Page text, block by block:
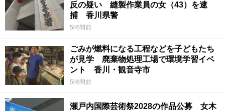
反の疑い 縫製作業員の女（43）を逮
捕 香川県警
5時間前
ごみが燃料になる工程などを子どもたち
が見学 廃棄物処理工場で環境学習イベ
ント 香川・観音寺市
5時間前
瀬戸内国際芸術祭2028の作品公募 女木